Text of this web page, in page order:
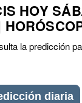
HOY
la predicción
diaria